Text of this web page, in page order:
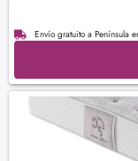
Envío gratuito a Península